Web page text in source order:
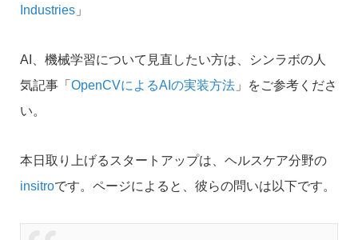
Industries 」
AI、機械学習について見直したい方は、シンラボの人
気記事「 OpenCVによるAIの実装方法 」をご参考くださ
い。
本日取り上げるスタートアップは、ヘルスケア分野の
insitroです。ページによると、彼らの問いは以下です。